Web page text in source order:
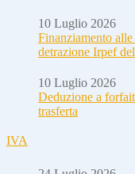
10 Luglio 2026
Finanziamento
detrazione Irpef
10 Luglio 2026
Deduzione a
trasferta
IVA